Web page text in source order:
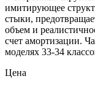
имитирующее
стыки,
объем и
счет амортизации.
моделях 33-34
Цена